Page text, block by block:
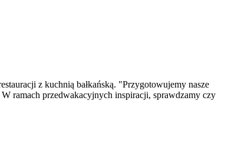
z kuchnią bałkańską. "Przygotowujemy nasze
ramach przedwakacyjnych inspiracji, sprawdzamy czy